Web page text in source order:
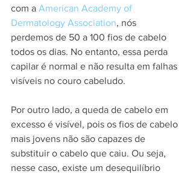
com a American Academy of
Dermatology Association, nós
perdemos de 50 a 100 fios de cabelo
todos os dias. No entanto, essa perda
capilar é normal e não resulta em falhas
visíveis no couro cabeludo.
Por outro lado, a queda de cabelo em
excesso é visível, pois os fios de cabelo
mais jovens não são capazes de
substituir o cabelo que caiu. Ou seja,
nesse caso, existe um desequilíbrio